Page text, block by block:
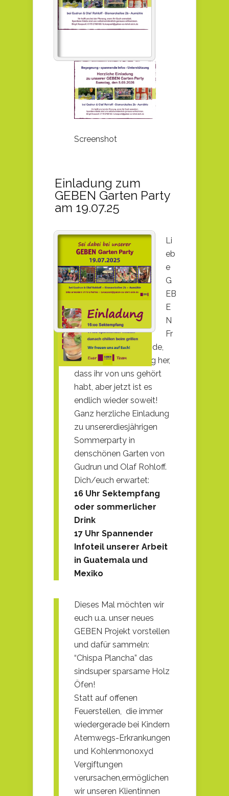
Screenshot
Einladung zum
GEBEN Garten Party
am 19.07.25
Li
eb
e
G
EB
E
N
Fr
eundinnen und Freunde,
es ist schon ein wenig her,
dass ihr von uns gehört
habt, aber jetzt ist es
endlich wieder soweit!
Ganz herzliche Einladung
zu unsererdiesjährigen
Sommerparty in
denschönen Garten von
Gudrun und Olaf Rohloff.
Dich/euch erwartet:
16 Uhr Sektempfang
oder sommerlicher
Drink
17 Uhr Spannender
Infoteil unserer Arbeit
in Guatemala und
Mexiko
Dieses Mal möchten wir
euch u.a. unser neues
GEBEN Projekt vorstellen
und dafür sammeln:
“Chispa Plancha” das
sindsuper sparsame Holz
Öfen!
Statt auf offenen
Feuerstellen, die immer
wiedergerade bei Kindern
Atemwegs-Erkrankungen
und Kohlenmonoxyd
Vergiftungen
verursachen,ermöglichen
wir unseren Klientinnen